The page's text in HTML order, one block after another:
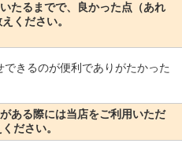
たるまでで、良かった点（あれ
ください。
きるのが便利でありがたかった
ある際には当店をご利用いただ
ださい。